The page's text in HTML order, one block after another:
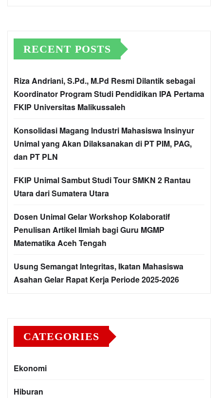
RECENT POSTS
Riza Andriani, S.Pd., M.Pd Resmi Dilantik sebagai
Koordinator Program Studi Pendidikan IPA Pertama
FKIP Universitas Malikussaleh
Konsolidasi Magang Industri Mahasiswa Insinyur
Unimal yang Akan Dilaksanakan di PT PIM, PAG,
dan PT PLN
FKIP Unimal Sambut Studi Tour SMKN 2 Rantau
Utara dari Sumatera Utara
Dosen Unimal Gelar Workshop Kolaboratif
Penulisan Artikel Ilmiah bagi Guru MGMP
Matematika Aceh Tengah
Usung Semangat Integritas, Ikatan Mahasiswa
Asahan Gelar Rapat Kerja Periode 2025-2026
CATEGORIES
Ekonomi
Hiburan